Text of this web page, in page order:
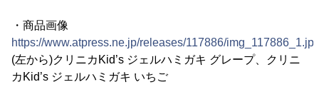
・商品画像
https://www.atpress.ne.jp/releases/117886/
(左から)クリニカKid’s ジェルハミガキ グレープ、クリニ
カKid’s ジェルハミガキ いちご